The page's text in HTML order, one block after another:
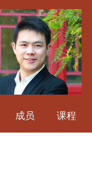
成员 课程